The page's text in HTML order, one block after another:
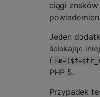
ciągi
Jeden
ściskając
(
PHP 5.
Przypadek